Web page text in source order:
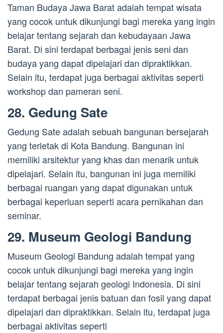
Taman Budaya Jawa Barat adalah tempat wisata
yang cocok untuk dikunjungi bagi mereka yang ingin
belajar tentang sejarah dan kebudayaan Jawa
Barat. Di sini terdapat berbagai jenis seni dan
budaya yang dapat dipelajari dan dipraktikkan.
Selain itu, terdapat juga berbagai aktivitas seperti
workshop dan pameran seni.
28. Gedung Sate
Gedung Sate adalah sebuah bangunan bersejarah
yang terletak di Kota Bandung. Bangunan ini
memiliki arsitektur yang khas dan menarik untuk
dipelajari. Selain itu, bangunan ini juga memiliki
berbagai ruangan yang dapat digunakan untuk
berbagai keperluan seperti acara pernikahan dan
seminar.
29. Museum Geologi Bandung
Museum Geologi Bandung adalah tempat yang
cocok untuk dikunjungi bagi mereka yang ingin
belajar tentang sejarah geologi Indonesia. Di sini
terdapat berbagai jenis batuan dan fosil yang dapat
dipelajari dan dipraktikkan. Selain itu, terdapat juga
berbagai aktivitas seperti